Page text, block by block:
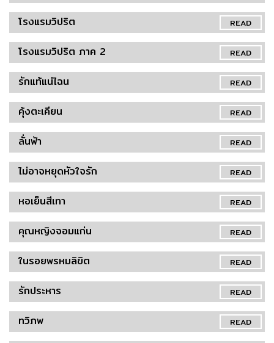
READ
โรงแรมวิปริต
READ
โรงแรมวิปริต ภาค 2
READ
รักแท้แน่ไฉน
READ
คุ้งตะเคียน
READ
ลั่นฟ้า
READ
ไม่อาจหยุดหัวใจรัก
READ
หอเย็นสีเทา
READ
คุณหญิงจอมแก่น
READ
ในรอยพรหมลิขิต
READ
รักประหาร
READ
ทวิภพ